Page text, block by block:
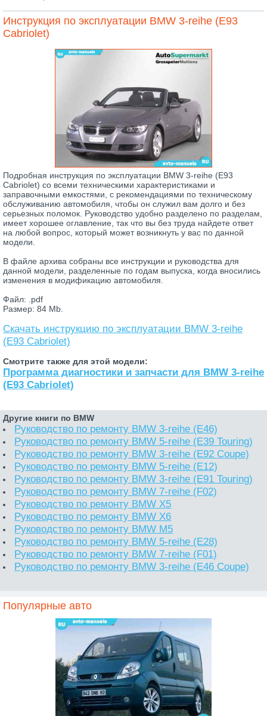
Инструкция по эксплуатации BMW 3-reihe (E93
Cabriolet)
Подробная инструкция по эксплуатации BMW 3-reihe (E93
Cabriolet) со всеми техническими характеристиками и
заправочными емкостями, с рекомендациями по техническому
обслуживанию автомобиля, чтобы он служил вам долго и без
серьезных поломок. Руководство удобно разделено по разделам,
имеет хорошее оглавление, так что вы без труда найдете ответ
на любой вопрос, который может возникнуть у вас по данной
модели.
В файле архива собраны все инструкции и руководства для
данной модели, разделенные по годам выпуска, когда вносились
изменения в модификацию автомобиля.
Файл: .pdf
Размер: 84 Mb.
Скачать инструкцию по эксплуатации BMW 3-reihe
(E93 Cabriolet)
Смотрите также для этой модели:
Программа диагностики и запчасти для BMW 3-reihe
(E93 Cabriolet)
Другие книги по BMW
Руководство по ремонту BMW 3-reihe (E46)
Руководство по ремонту BMW 5-reihe (E39 Touring)
Руководство по ремонту BMW 3-reihe (E92 Coupe)
Руководство по ремонту BMW 5-reihe (E12)
Руководство по ремонту BMW 3-reihe (E91 Touring)
Руководство по ремонту BMW 7-reihe (F02)
Руководство по ремонту BMW X5
Руководство по ремонту BMW X6
Руководство по ремонту BMW M5
Руководство по ремонту BMW 5-reihe (E28)
Руководство по ремонту BMW 7-reihe (F01)
Руководство по ремонту BMW 3-reihe (E46 Coupe)
Популярные авто